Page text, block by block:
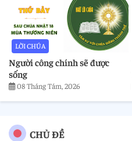
LỜI CHÚA
Người công chính sẽ được
sống
08 Tháng Tám, 2026
CHỦ ĐỀ